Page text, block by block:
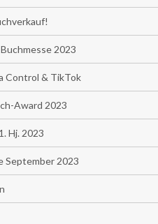
2023
Control & TikTok
Award 2023
Hj. 2023
September 2023